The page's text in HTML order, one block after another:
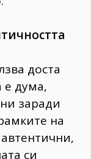
доста
е дума,
заради
на
си